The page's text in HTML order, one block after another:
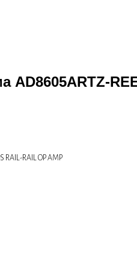
AD8605ARTZ-
RAIL-RAIL OP AMP